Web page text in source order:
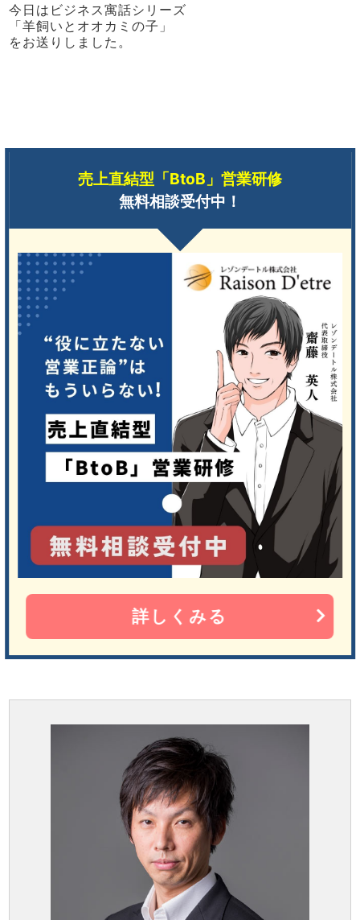
今日はビジネス寓話シリーズ
「羊飼いとオオカミの子」
をお送りしました。
売上直結型「BtoB」営業研修
無料相談受付中！
詳しくみる